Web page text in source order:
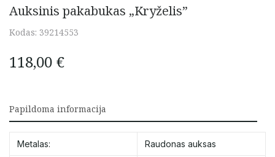
Auksinis pakabukas „Kryželis”
Kodas: 39214553
118,00 €
Papildoma informacija
Metalas: Raudonas auksas